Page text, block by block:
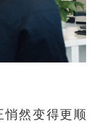
然变得更顺